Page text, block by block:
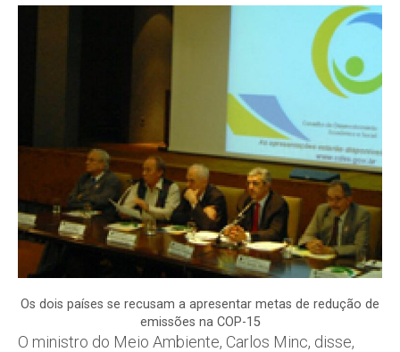
Os dois países se recusam a apresentar metas de redução de
emissões na COP-15
O ministro do Meio Ambiente, Carlos Minc, disse,